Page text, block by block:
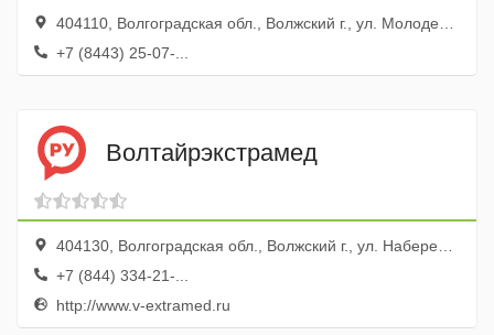
404110, Волгоградская обл., Волжский г., ул. Молодежная, 17
+7 (8443) 25-07-...
Волтайрэкстрамед
404130, Волгоградская обл., Волжский г., ул. Набережная, 2г
+7 (844) 334-21-...
http://www.v-extramed.ru